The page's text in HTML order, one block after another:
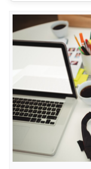
Pháp luật
Vụ án
Tin nóng